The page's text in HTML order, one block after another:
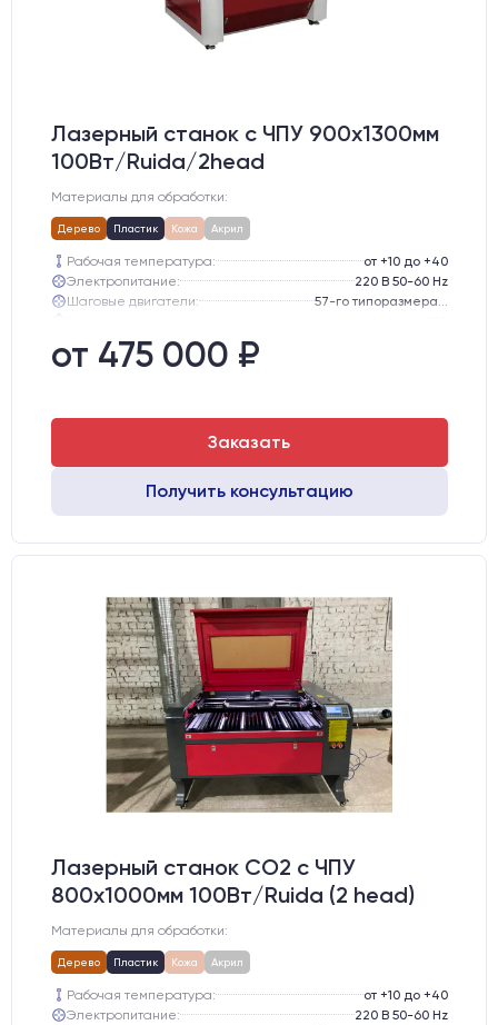
Лазерный станок c ЧПУ 900х1300мм
100Вт/Ruida/2head
Материалы для обработки:
Дерево Пластик Кожа Акрил
Рабочая температура:
от +10 до +40
Электропитание:
220 В 50-60 Hz
Шаговые двигатели:
Направляющие оси Y:
Направляющие оси Х:
от 475 000 ₽
Заказать
Получить консультацию
Лазерный станок CO2 c ЧПУ
800х1000мм 100Вт/Ruida (2 head)
Материалы для обработки:
Дерево Пластик Кожа Акрил
Рабочая температура:
от +10 до +40
Электропитание:
220 В 50-60 Hz